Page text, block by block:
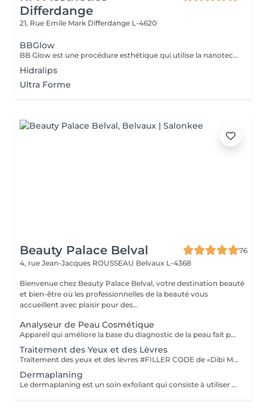
Differdange
21, Rue Emile Mark Differdange L-4620
BBGlow
BB Glow est une procédure esthétique qui utilise la nanotechnologie pour améliorer l'éclat et la douceur de la peau sans avoir besoin de maquillage. Réalisé sur le derme, il induit et stimule les fibroblastes pour synthétiser le collagène et l'élastine. Ce traitement est réalisé avec un dermapen, des micro-aiguilles et des ampoules spécifiques. Favorise la revitalisation de la peau, la réduction des imperfections, des cernes et des rides d'expression. Lissage des cicatrices d'acné et effet lifting. LES INDICATIONS Réduction des pores Réduction des taches et des taches de rousseur Améliore l'élasticité de la peau Activer le collagène Réduction des ridules d'expression Teint uniforme Améliore la luminosité
Hidralips
Ultra Forme
Beauty Palace Belval
76
4, rue Jean-Jacques ROUSSEAU Belvaux L-4368
Bienvenue chez Beauty Palace Belval, votre destination beauté
et bien-être où les professionnelles de la beauté vous
accueillent avec plaisir pour des...
Analyseur de Peau Cosmétique
Appareil qui améliore la base du diagnostic de la peau fait par l'esthéticienne, l'analyse est très détaillée. Il y a 8 résultats, notamment sur la couleur de la peau, la brillance, l'équilibre hydrique et huileux, l'inflammation, les ridules, la sensibilité, les tâches de couleur et le blocage des pores. Le rapport vous est envoyé et archivé dans le système membre, ce qui permet de voir l'évolution de l'état de votre peau au fur et à mesure de vos différents traitements. Une liste détaillée des produits cosmétiques liés à vos problématiques de peau vous sera remise.
Traitement des Yeux et des Lèvres
Traitement des yeux et des lèvres #FILLER CODE de «Dibi Milano» cible les signes de fatigue et de vieillissement du contour des yeux et des lèvres. Action protectrice et revitalisante, grâce au Coenzyme Q10, décongestionnante et drainante grâce à la Caféine et un complexe Peptidique. Le contour des yeux est hydraté, lissé, revitalisé, les cernes sont réduites et les poches dégonflées. POUR TOUTES LES PEAUX DE TOUT ÂGE
Dermaplaning
Le dermaplaning est un soin exfoliant qui consiste à utiliser une lame stérile 'semblable à un scalpel) pour raser délicatement la surface de la peau. Cette technique permet d'éliminer les cellules mortes et le duvet facial (le villosité) ce qui rend la peau plus lisse, plus lumineuse et plus réceptive aux soins. TOUS TYPES DE PEAU SAUF ACNE ACTIVE OU IRRITATIONS CUTANÉES